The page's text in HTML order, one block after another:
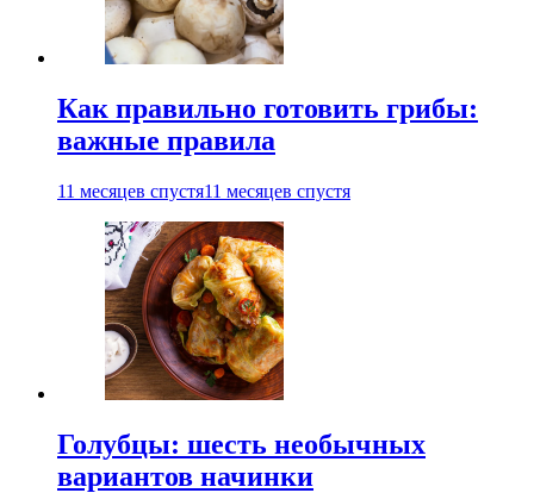
Как правильно готовить грибы:
важные правила
11 месяцев спустя11 месяцев спустя
Голубцы: шесть необычных
вариантов начинки